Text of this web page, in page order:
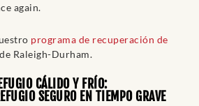
again.
programa de recuperación de
Raleigh-Durham.
CÁLIDO Y FRÍO:
SEGURO EN TIEMPO GRAVE